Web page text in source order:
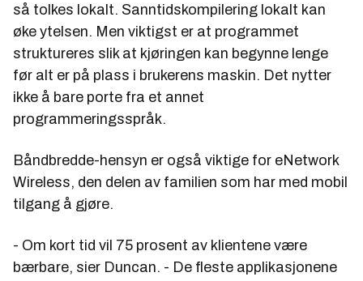
så tolkes lokalt. Sanntidskompilering lokalt kan
øke ytelsen. Men viktigst er at programmet
struktureres slik at kjøringen kan begynne lenge
før alt er på plass i brukerens maskin. Det nytter
ikke å bare porte fra et annet
programmeringsspråk.
Båndbredde-hensyn er også viktige for eNetwork
Wireless, den delen av familien som har med mobil
tilgang å gjøre.
- Om kort tid vil 75 prosent av klientene være
bærbare, sier Duncan. - De fleste applikasjonene